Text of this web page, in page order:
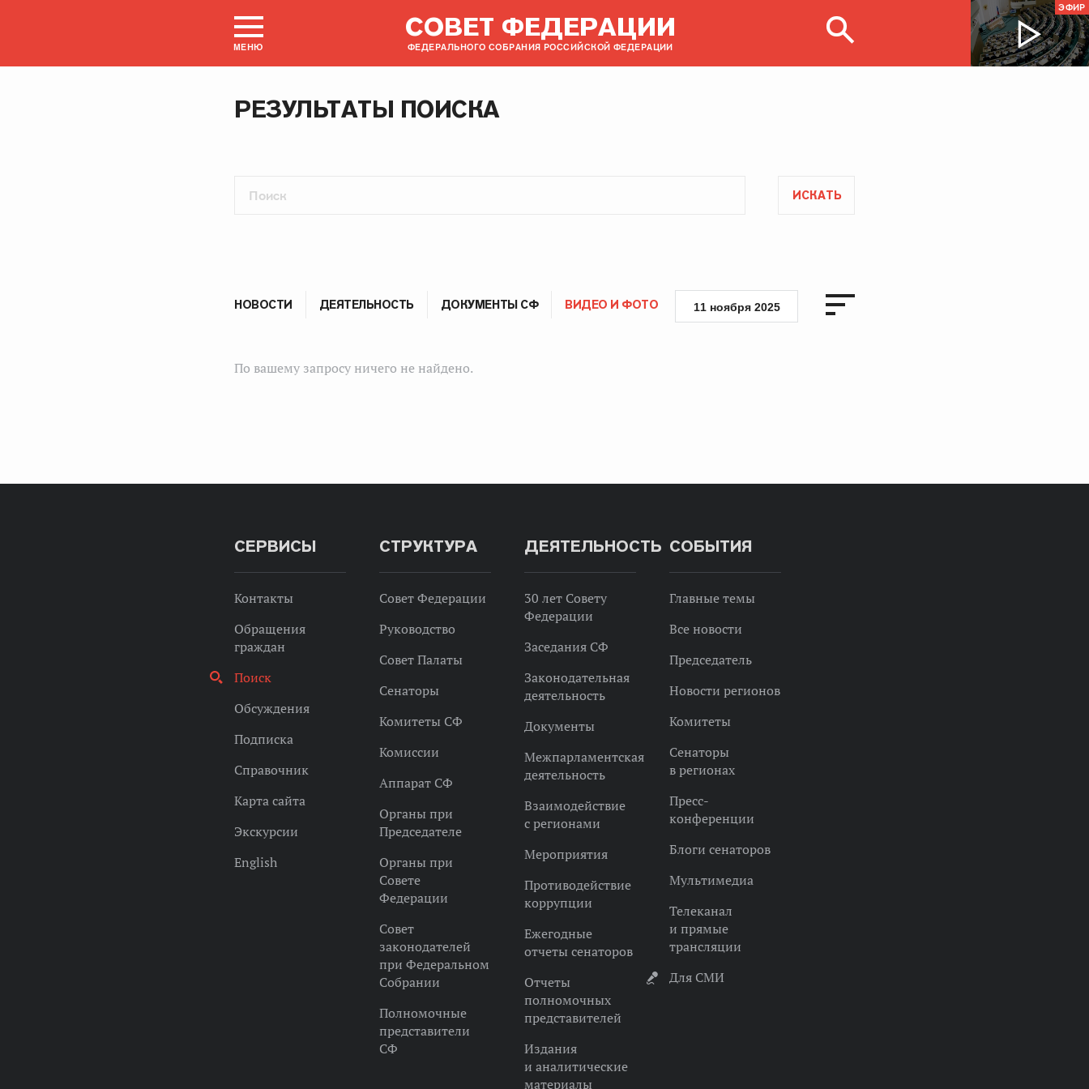
МЕНЮ
СОВЕТ ФЕДЕРАЦИИ
ФЕДЕРАЛЬНОГО СОБРАНИЯ РОССИЙСКОЙ ФЕДЕРАЦИИ
ЭФИР
РЕЗУЛЬТАТЫ ПОИСКА
ИСКАТЬ
НОВОСТИ ДЕЯТЕЛЬНОСТЬ ДОКУМЕНТЫ СФ ВИДЕО И ФОТО 11 ноября 2025
По вашему запросу ничего не найдено.
СЕРВИСЫ
Контакты
Обращения
граждан
Поиск
Обсуждения
Подписка
Справочник
Карта сайта
Экскурсии
English
СТРУКТУРА
Совет Федерации
Руководство
Совет Палаты
Сенаторы
Комитеты СФ
Комиссии
Аппарат СФ
Органы при
Председателе
Органы при
Совете
Федерации
Совет
законодателей
при Федеральном
Собрании
Полномочные
представители
СФ
ДЕЯТЕЛЬНОСТЬ
30 лет Совету
Федерации
Заседания СФ
Законодательная
деятельность
Документы
Межпарламентская
деятельность
Взаимодействие
с регионами
Мероприятия
Противодействие
коррупции
Ежегодные
отчеты сенаторов
Отчеты
полномочных
представителей
Издания
и аналитические
материалы
СОБЫТИЯ
Главные темы
Все новости
Председатель
Новости регионов
Комитеты
Сенаторы
в регионах
Пресс-
конференции
Блоги сенаторов
Мультимедиа
Телеканал
и прямые
трансляции
Для СМИ